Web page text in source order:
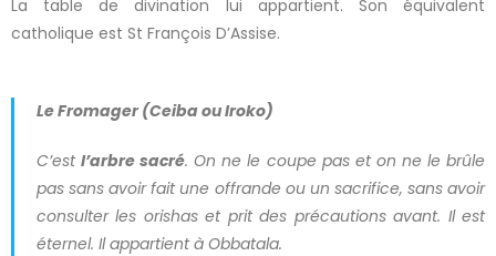
La table de divination lui appartient. Son équivalent
catholique est St François D’Assise.
Le Fromager (Ceiba ou Iroko)
C’estl’arbre sacré. On ne le coupe pas et on ne le brûle
pas sans avoir fait une offrande ou un sacrifice, sans avoir
consulter les orishas et prit des précautions avant. Il est
éternel. Il appartient à Obbatala.